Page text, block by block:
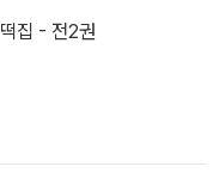
집 - 전2권